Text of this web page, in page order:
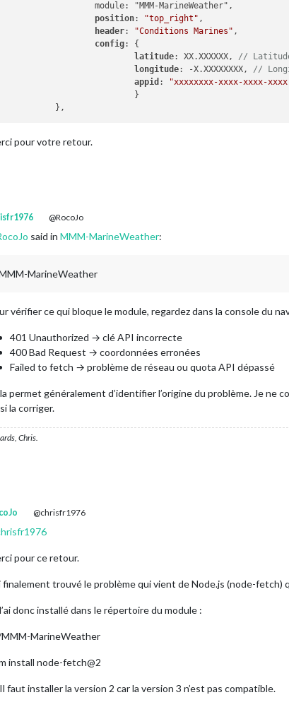
module: "MMM-MarineWeather",
position: "top_right" ,
header: "Conditions Marines" ,
config: {
latitude: XX.XXXXXX, //
longitude: -X.XXXXXXXX, //
appid : "xxxxxxxx-xxxx-xxxx-
}
pour votre retour.
@RocoJo
said in MMM-MarineWeather:
MarineWeather
vérifier ce qui bloque le module, regardez dans la console du
401 Unauthorized → clé API incorrecte
400 Bad Request → coordonnées erronées
Failed to fetch → problème de réseau ou quota API dépassé
permet généralement d’identifier l’origine du problème. Je ne
la corriger.
Chris.
@chrisfr1976
pour ce retour.
finalement trouvé le problème qui vient de Node.js (node-fetch)
donc installé dans le répertoire du module :
MarineWeather
install node-fetch@2
faut installer la version 2 car la version 3 n’est pas compatible.